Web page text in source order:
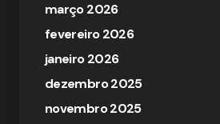
março 2026
fevereiro 2026
janeiro 2026
dezembro 2025
novembro 2025